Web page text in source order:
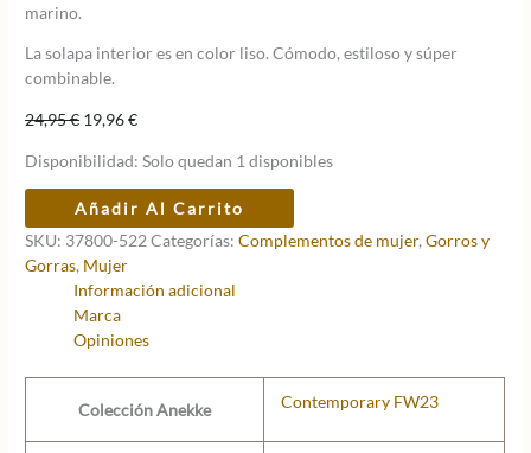
marino.
La solapa interior es en color liso. Cómodo, estiloso y súper
combinable.
24,95€ El
original
era:
24,95 €.
19,96€El
actual
es:
19,96 €.
Disponibilidad: Solo quedan 1 disponibles
pescador
reversible
Anekke
marino
cantidad
Añadir Al Carrito
SKU: 37800-522Categorías:Complementos de mujer,Gorros y
Gorras, Mujer
Información adicional
Marca
Opiniones
Colección Anekke Contemporary FW23